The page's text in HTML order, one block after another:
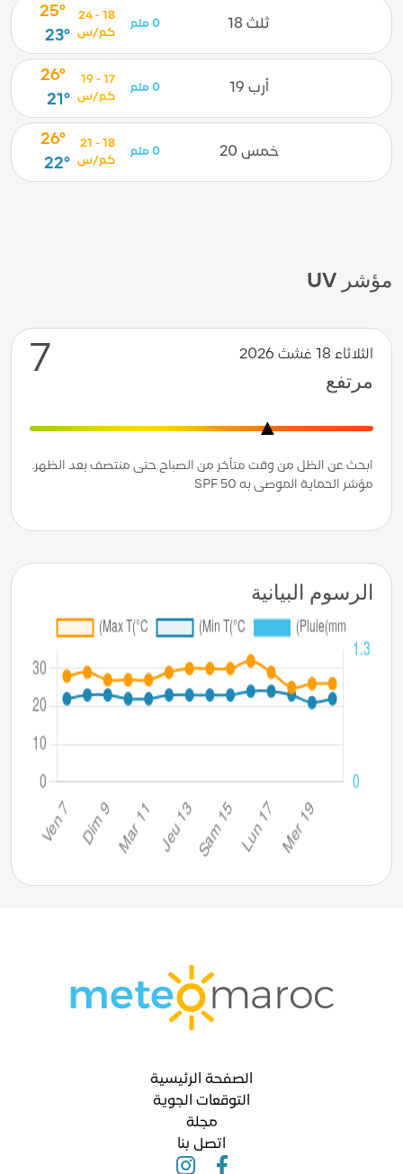
ثلث 18 0 ملم
18 - 24
كم/س
25°
23°
أرب 19 0 ملم
17 - 19
كم/س
26°
21°
خمس 20 0 ملم
18 - 21
كم/س
26°
22°
مؤشر UV
الثلاثاء 18 غشث 2026
مرتفع
7
ابحث عن الظل من وقت متأخر من الصباح حتى منتصف بعد الظهر.
مؤشر الحماية الموصى به SPF 50
الرسوم البيانية
الصفحة الرئيسية
التوقعات الجوية
مجلة
اتصل بنا